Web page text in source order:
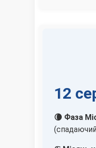
12
🌘 Фаза